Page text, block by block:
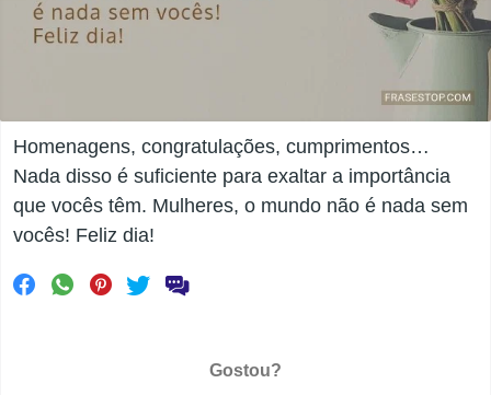
Homenagens, congratulações, cumprimentos…
Nada disso é suficiente para exaltar a importância
que vocês têm. Mulheres, o mundo não é nada sem
vocês! Feliz dia!
Gostou?